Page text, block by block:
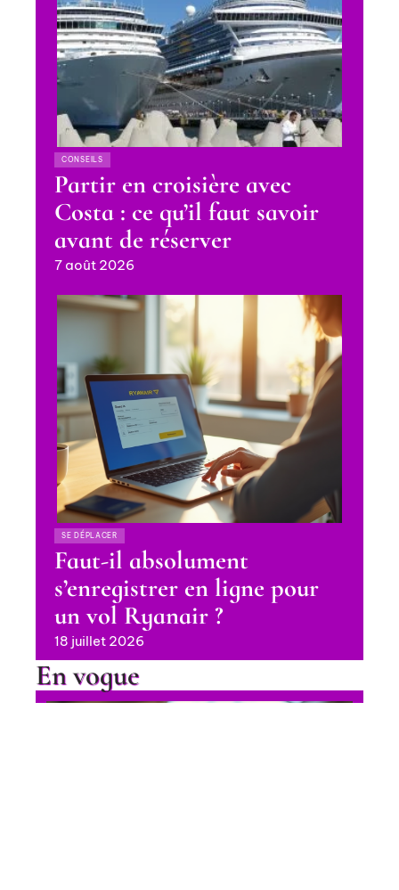
CONSEILS
Partir en croisière avec
Costa : ce qu’il faut savoir
avant de réserver
7 août 2026
SE DÉPLACER
Faut-il absolument
s’enregistrer en ligne pour
un vol Ryanair ?
18 juillet 2026
En vogue